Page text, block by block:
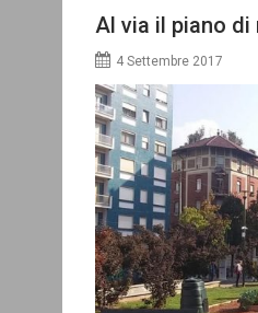
Al via il piano
4 Settembre 2017